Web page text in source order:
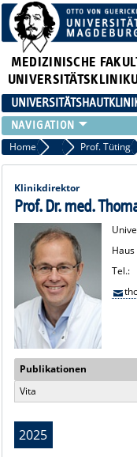
MEDIZINISCHE
FÜR PATIENTEN
ÜBER UNS
FÜR ÄRZTE
HAUTTUMORZENTRUM
LEHRE & FORSCHUNG
Home Ärzte Prof. Tüting
Klinikdirektor
Prof. Dr. med.
Tel.:
Publikationen
Vita
2025